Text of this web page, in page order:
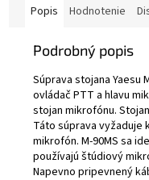
FT-710.
Popis Hodnotenie
Podrobný popis
Súprava stojana Yaesu
ovládač PTT a hlavu
stojan mikrofónu.
Táto súprava vyžaduje
mikrofón. M-90MS sa
používajú štúdiový
Napevno pripevnený